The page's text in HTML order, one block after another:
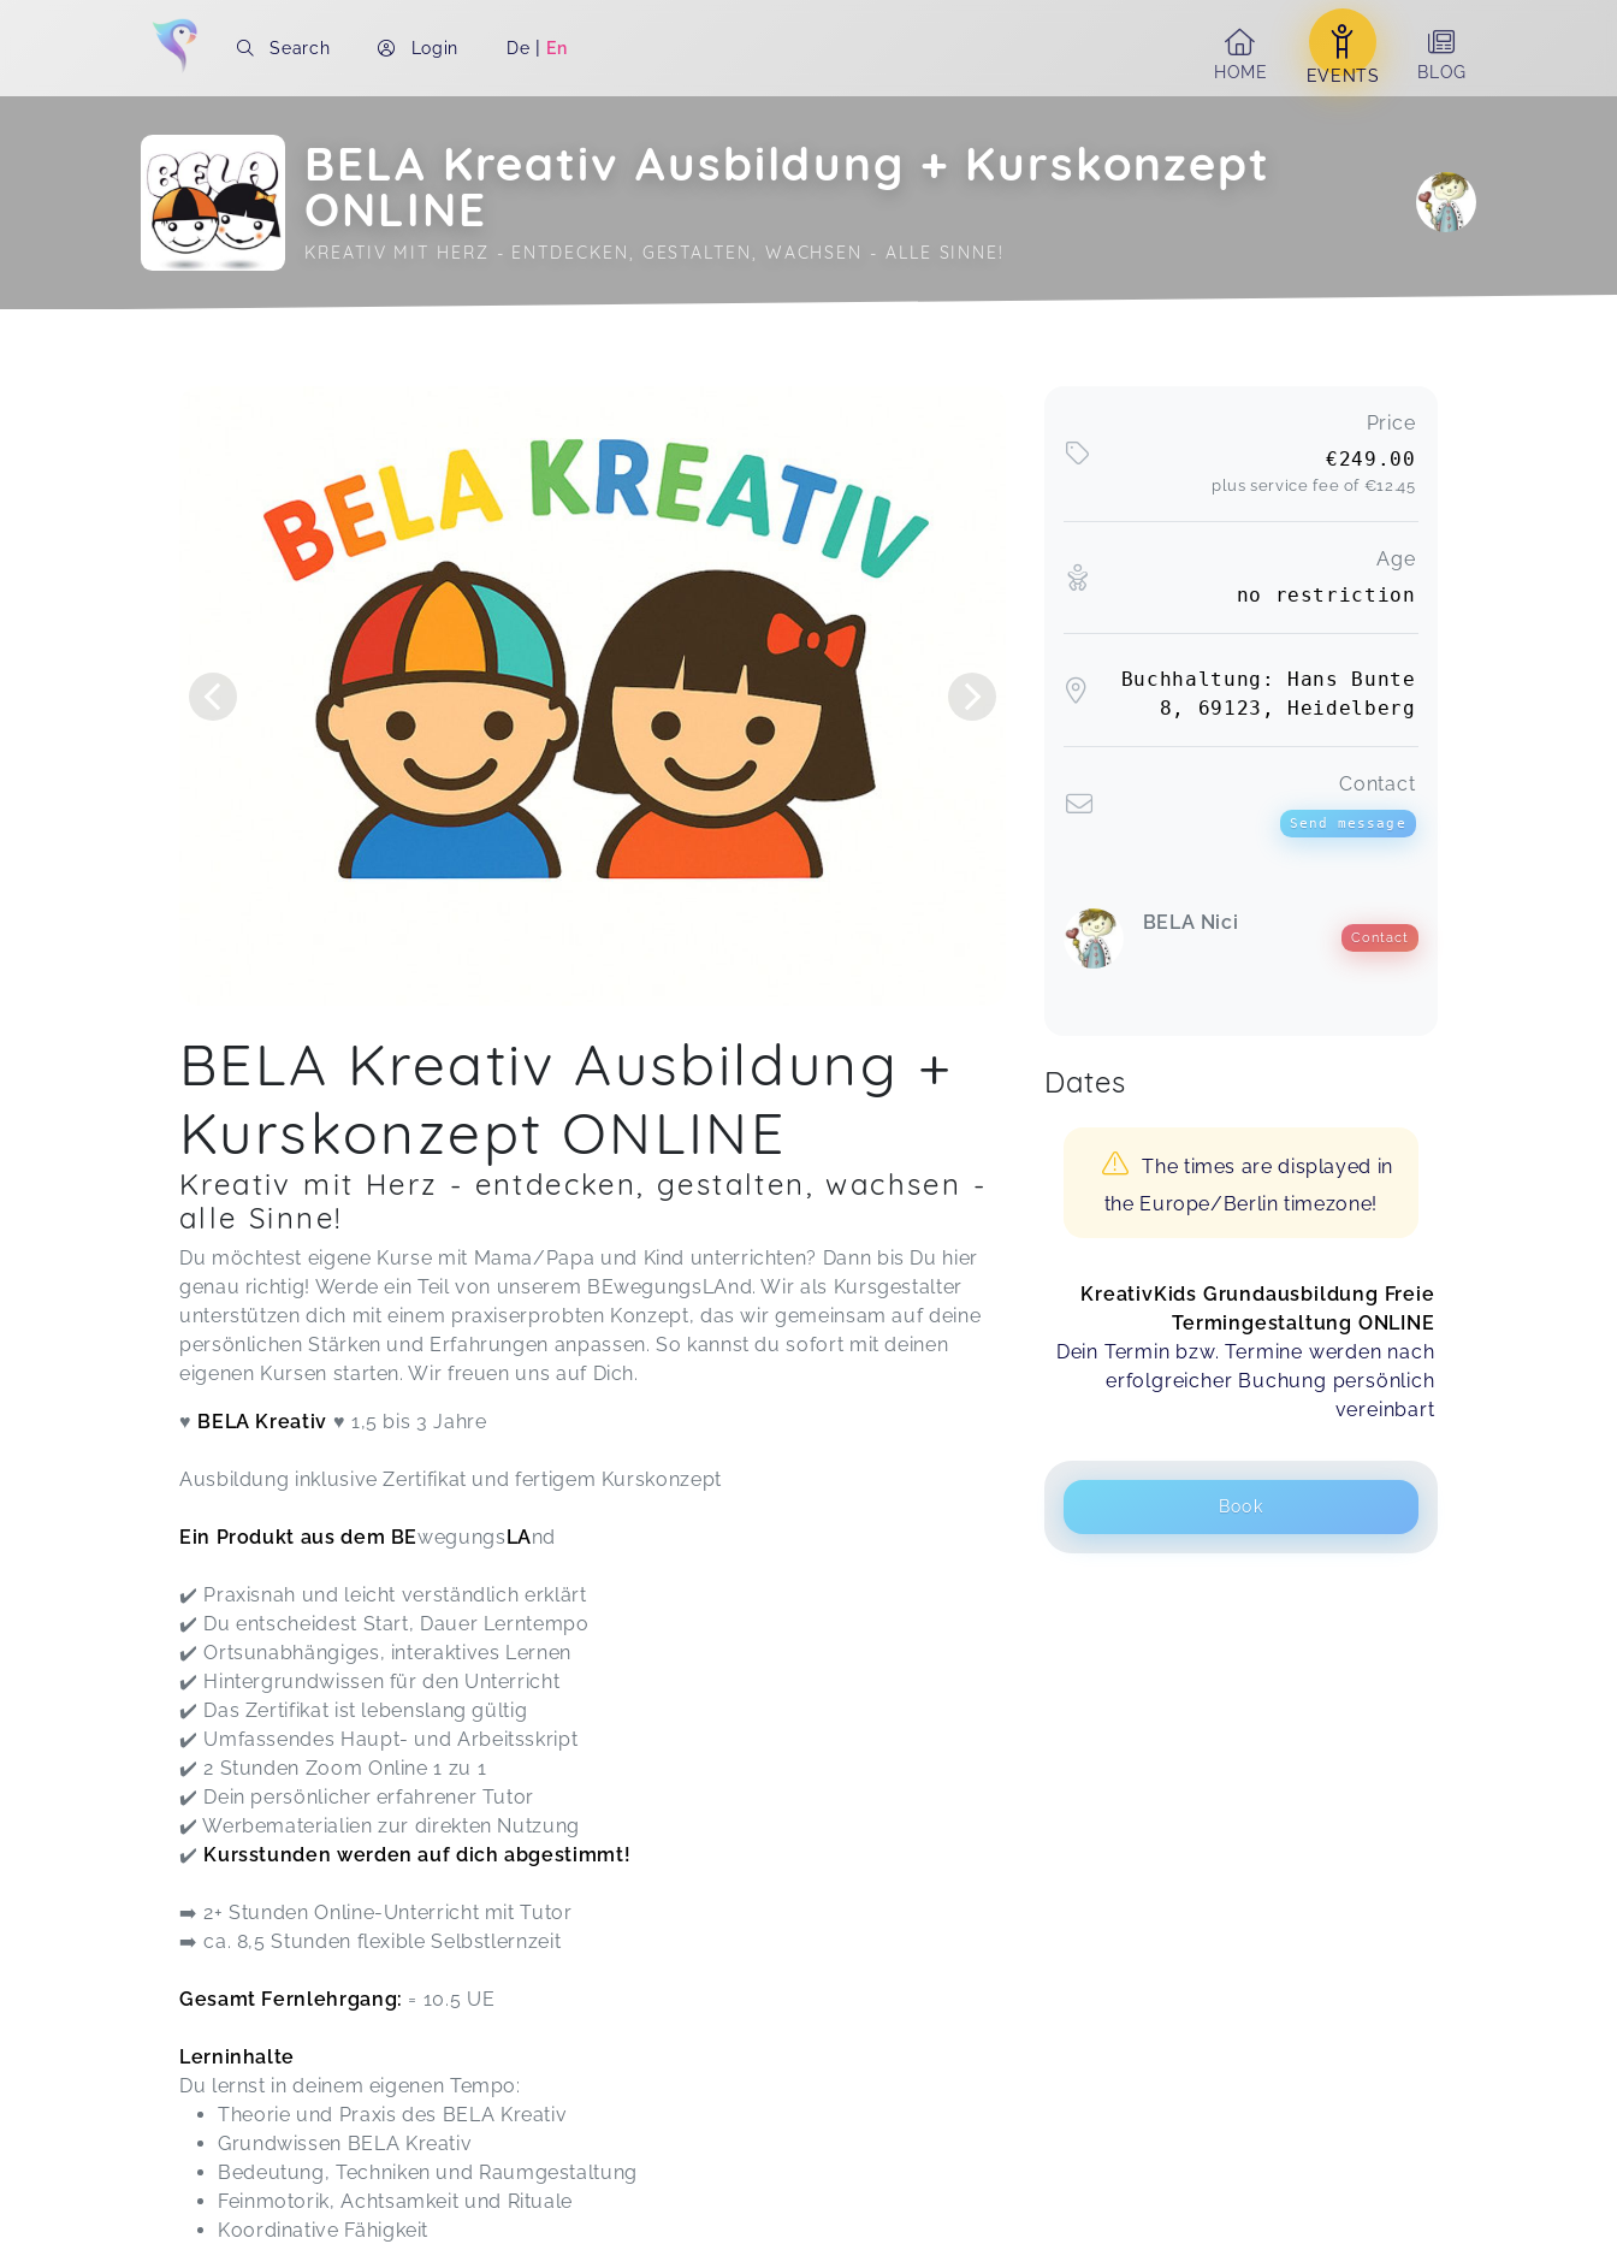
Search Login De | En
HOME
EVENTS BLOG
BELA Kreativ Ausbildung + Kurskonzept
ONLINE
KREATIV MIT HERZ - ENTDECKEN, GESTALTEN, WACHSEN - ALLE SINNE!
BELA Kreativ Ausbildung +
Kurskonzept ONLINE
Kreativ mit Herz - entdecken, gestalten, wachsen -
alle Sinne!
Du möchtest eigene Kurse mit Mama/Papa und Kind unterrichten? Dann bis Du hier
genau richtig! Werde ein Teil von unserem BEwegungsLAnd. Wir als Kursgestalter
unterstützen dich mit einem praxiserprobten Konzept, das wir gemeinsam auf deine
persönlichen Stärken und Erfahrungen anpassen. So kannst du sofort mit deinen
eigenen Kursen starten. Wir freuen uns auf Dich.
♥ BELA Kreativ ♥ 1,5 bis 3 Jahre
Ausbildung inklusive Zertifikat und fertigem Kurskonzept
Ein Produkt aus dem BEwegungsLAnd
✔️ Praxisnah und leicht verständlich erklärt
✔️ Du entscheidest Start, Dauer Lerntempo
✔️ Ortsunabhängiges, interaktives Lernen
✔️ Hintergrundwissen für den Unterricht
✔️ Das Zertifikat ist lebenslang gültig
✔️ Umfassendes Haupt- und Arbeitsskript
✔️ 2 Stunden Zoom Online 1 zu 1
✔️ Dein persönlicher erfahrener Tutor
✔️ Werbematerialien zur direkten Nutzung
✔️ Kursstunden werden auf dich abgestimmt!
➡️ 2+ Stunden Online-Unterricht mit Tutor
➡️ ca. 8,5 Stunden flexible Selbstlernzeit
Gesamt Fernlehrgang: = 10.5 UE
Lerninhalte
Du lernst in deinem eigenen Tempo:
Theorie und Praxis des BELA Kreativ
Grundwissen BELA Kreativ
Bedeutung, Techniken und Raumgestaltung
Feinmotorik, Achtsamkeit und Rituale
Koordinative Fähigkeit
Price
€249.00
plus service fee of €12.45
Age
no restriction
Buchhaltung: Hans Bunte
8, 69123, Heidelberg
Contact
Send message
BELA Nici
Contact
Dates
The times are displayed in
the Europe/Berlin timezone!
KreativKids Grundausbildung Freie
Termingestaltung ONLINE
Dein Termin bzw. Termine werden nach
erfolgreicher Buchung persönlich
vereinbart
Book